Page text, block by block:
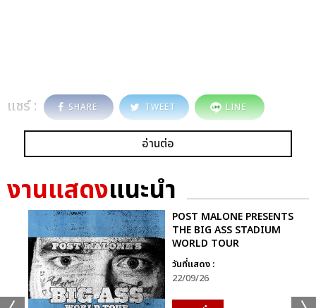
แชร์ : SHARE TWEET LINE
อ่านต่อ
งานแสดงแนะนำ
POST MALONE PRESENTS
THE BIG ASS STADIUM
WORLD TOUR
วันที่แสดง :
22/09/26